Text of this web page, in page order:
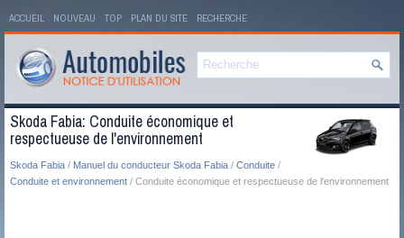
ACCUEIL NOUVEAU TOP PLAN DU SITE RECHERCHE
Skoda Fabia: Conduite économique et
respectueuse de l'environnement
Skoda Fabia / Manuel du conducteur Skoda Fabia / Conduite /
Conduite et environnement / Conduite économique et respectueuse de l'environnement